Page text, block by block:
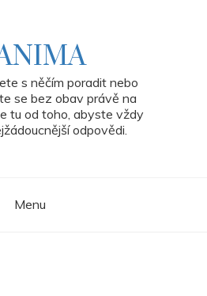
s něčím poradit nebo
se bez obav právě na
tu od toho, abyste vždy
odpovědi.
Menu